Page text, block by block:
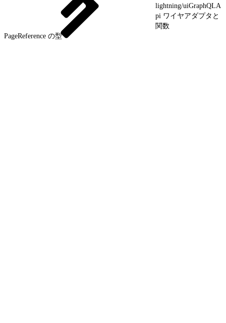
lightning/uiGraphQLA
pi ワイヤアダプタと
関数
PageReference の型